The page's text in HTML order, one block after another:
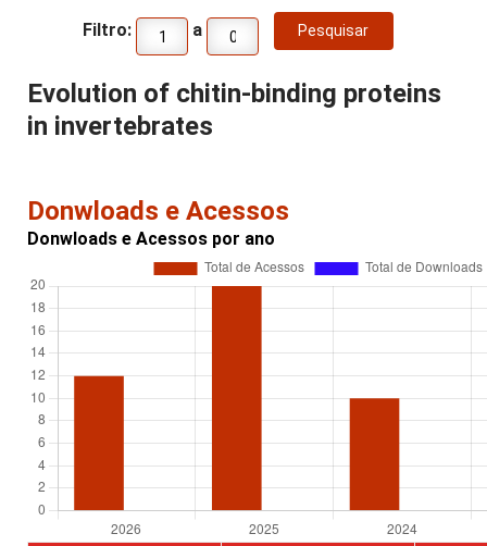
Filtro: a
Evolution of chitin-binding proteins
in invertebrates
Donwloads e Acessos
Donwloads e Acessos por ano